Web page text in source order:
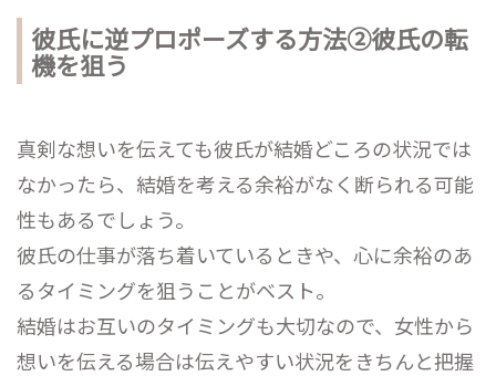
彼氏に逆プロポーズする方法②彼氏の転
機を狙う
真剣な想いを伝えても彼氏が結婚どころの状況では
なかったら、結婚を考える余裕がなく断られる可能
性もあるでしょう。
彼氏の仕事が落ち着いているときや、心に余裕のあ
るタイミングを狙うことがベスト。
結婚はお互いのタイミングも大切なので、女性から
想いを伝える場合は伝えやすい状況をきちんと把握